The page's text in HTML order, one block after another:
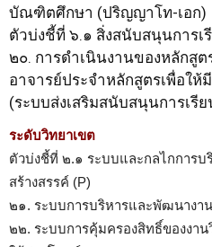
บัณฑิตศึกษา (ปริญญาโท-เอก)
ตัวบ่งชี้ที่ ๖.๑ สิ่งสนับสนุนการเ
๒๐. การดำเนินงานของหลักสู
อาจารย์ประจำหลักสูตรเพื่อให้
(ระบบส่งเสริมสนับสนุนการเรีย
ระดับวิทยาเขต
ตัวบ่งชี้ที่ ๒.๑ ระบบและกลไกการ
สร้างสรรค์ (P)
๒๑. ระบบการบริหารและพัฒนางา
๒๒. ระบบการคุ้มครองสิทธิ์ของงา